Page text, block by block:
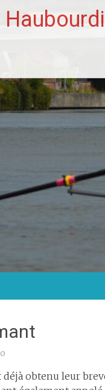
obtenu leur